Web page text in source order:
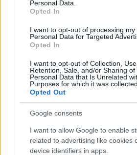
Personal Data.
Opted In
I want to opt-out of processing my
Personal Data for Targeted
Opted In
I want to opt-out of Collection, Use,
Retention, Sale, and/or Sharing of
Personal Data that Is Unrelated
Purposes for which it was collected.
Opted Out
Google consents
I want to allow Google to enable
related to advertising like cookies
device identifiers in apps.
Πραγματογνώμονας για το
οδηγού»